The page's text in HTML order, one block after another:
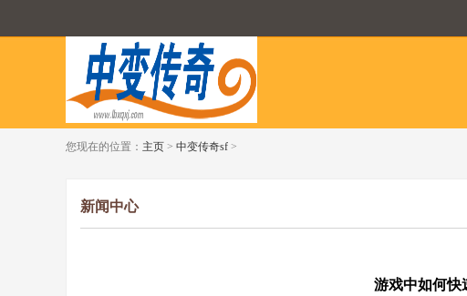
您现在的位置： 主页 > 中变传奇sf >
新闻中心
游戏中如何快